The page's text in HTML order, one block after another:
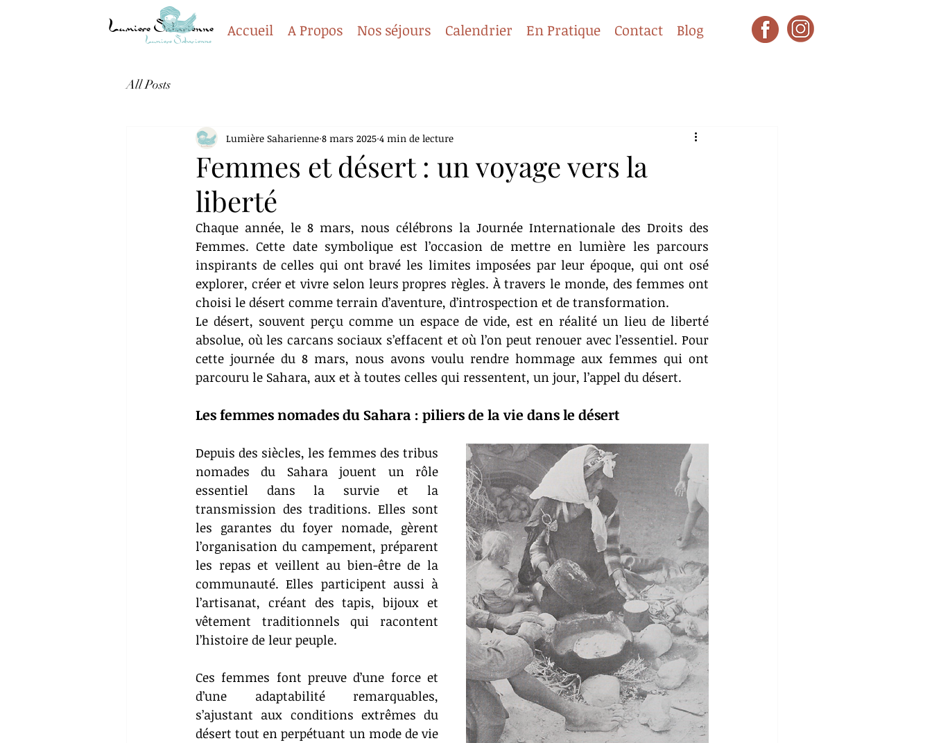
Lumiere Saharienne
Accueil A Propos Nos séjours Calendrier En Pratique Contact Blog
All Posts
Femmes et désert : un voyage vers la
liberté
Lumière Saharienne 8 mars 2025 4 min de lecture
Chaque année, le 8 mars, nous célébrons la Journée Internationale des Droits des
Femmes. Cette date symbolique est l’occasion de mettre en lumière les parcours
inspirants de celles qui ont bravé les limites imposées par leur époque, qui ont osé
explorer, créer et vivre selon leurs propres règles. À travers le monde, des femmes ont
choisi le désert comme terrain d’aventure, d’introspection et de transformation.
Le désert, souvent perçu comme un espace de vide, est en réalité un lieu de liberté
absolue, où les carcans sociaux s’effacent et où l’on peut renouer avec l’essentiel. Pour
cette journée du 8 mars, nous avons voulu rendre hommage aux femmes qui ont
parcouru le Sahara, aux et à toutes celles qui ressentent, un jour, l’appel du désert.
Les femmes nomades du Sahara : piliers de la vie dans le désert
Depuis des siècles, les femmes des tribus
nomades du Sahara jouent un rôle
essentiel dans la survie et la
transmission des traditions. Elles sont
les garantes du foyer nomade, gèrent
l’organisation du campement, préparent
les repas et veillent au bien-être de la
communauté. Elles participent aussi à
l’artisanat, créant des tapis, bijoux et
vêtement traditionnels qui racontent
l’histoire de leur peuple.
Ces femmes font preuve d’une force et
d’une adaptabilité remarquables,
s’ajustant aux conditions extrêmes du
désert tout en perpétuant un mode de vie
Lumiere Saharienne